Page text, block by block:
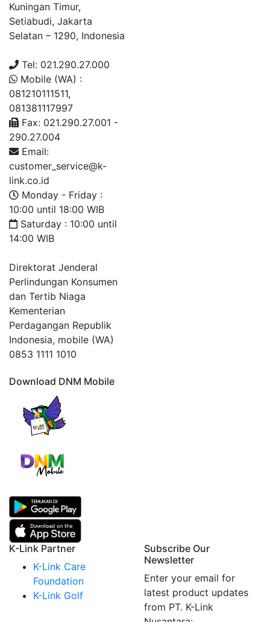
Kuningan Timur,
Setiabudi, Jakarta
Selatan – 1290, Indonesia
Tel: 021.290.27.000
Mobile (WA) :
081210111511,
081381117997
Fax: 021.290.27.001 -
290.27.004
Email:
customer_service@k-
link.co.id
Monday - Friday :
10:00 until 18:00 WIB
Saturday : 10:00 until
14:00 WIB
Direktorat Jenderal
Perlindungan Konsumen
dan Tertib Niaga
Kementerian
Perdagangan Republik
Indonesia, mobile (WA)
0853 1111 1010
Download DNM Mobile
K-Link Partner
K-Link Care
Foundation
K-Link Golf
Subscribe Our
Newsletter
Enter your email for
latest product updates
from PT. K-Link